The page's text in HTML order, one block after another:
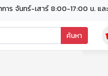
ำการ จันทร์-เสาร์ 8:00-17:00 น. แ
ค้นหา